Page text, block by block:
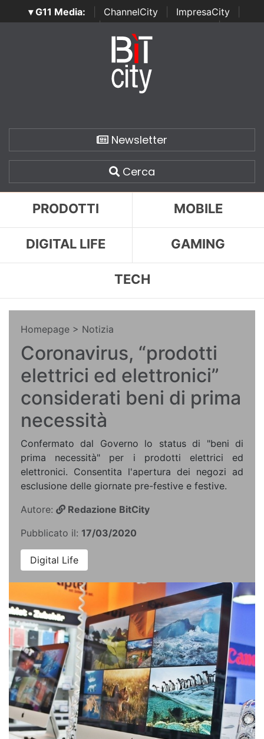
▾ G11 Media: ChannelCity ImpresaCity
SecurityOpenLab | Italian Channel Awards | Italian
Italian Security Awards
Newsletter
Cerca
PRODOTTI MOBILE
DIGITAL LIFE GAMING
TECH
Homepage > Notizia
Coronavirus, “prodotti
elettrici ed elettronici”
considerati beni di prima
necessità
Confermato dal Governo lo status di "beni di
prima necessità" per i prodotti elettrici ed
elettronici. Consentita l'apertura dei negozi ad
esclusione delle giornate pre-festive e festive.
Autore:
Redazione BitCity
Pubblicato il: 17/03/2020
Digital Life